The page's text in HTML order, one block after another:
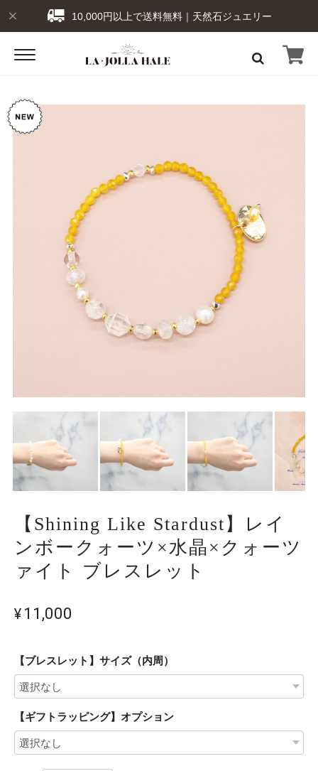
10,000円以上で送料無料｜天然石ジュエリー
【Shining Like Stardust】レイ
ンボークォーツ×水晶×クォーツ
ァイト ブレスレット
¥11,000
【ブレスレット】サイズ（内周）
【ギフトラッピング】オプション